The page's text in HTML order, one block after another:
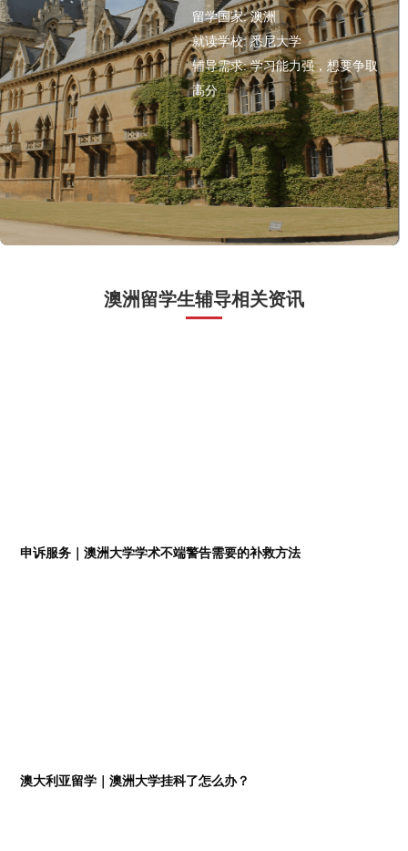
留学国家:澳洲
就读学校:悉尼大学
辅导需求:学习能力强，想要争取
高分
澳洲留学生辅导相关资讯
申诉服务｜澳洲大学学术不端警告需要的补救方法
澳大利亚留学｜澳洲大学挂科了怎么办？